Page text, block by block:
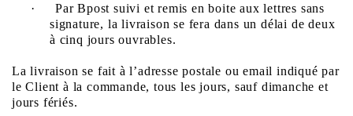
·
Par Bpost suivi et remis en boite aux lettres sans
signature, la livraison se fera dans un délai de deux
à cinq jours ouvrables.
La livraison se fait à l’adresse postale ou email indiqué par
le Client à la commande, tous les jours, sauf dimanche et
jours fériés.